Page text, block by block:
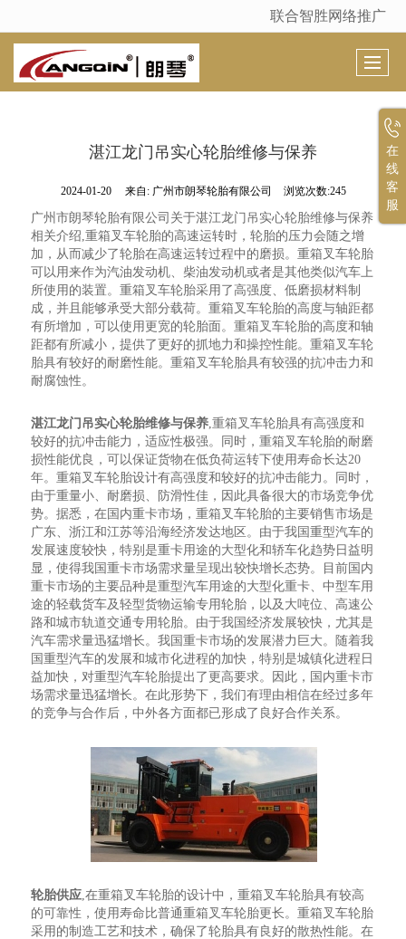
很遗憾，因您的浏览器版本过低导致无法获得最佳浏览体验，推荐下载安装谷歌浏览器！
联合智胜网络推广
湛江龙门吊实心轮胎维修与保养
2024-01-20 来自: 广州市朗琴轮胎有限公司 浏览次数:245
广州市朗琴轮胎有限公司关于湛江龙门吊实心轮胎维修与保养
相关介绍,重箱叉车轮胎的高速运转时，轮胎的压力会随之增
加，从而减少了轮胎在高速运转过程中的磨损。重箱叉车轮胎
可以用来作为汽油发动机、柴油发动机或者是其他类似汽车上
所使用的装置。重箱叉车轮胎采用了高强度、低磨损材料制
成，并且能够承受大部分载荷。重箱叉车轮胎的高度与轴距都
有所增加，可以使用更宽的轮胎面。重箱叉车轮胎的高度和轴
距都有所减小，提供了更好的抓地力和操控性能。重箱叉车轮
胎具有较好的耐磨性能。重箱叉车轮胎具有较强的抗冲击力和
耐腐蚀性。
湛江龙门吊实心轮胎维修与保养,重箱叉车轮胎具有高强度和
较好的抗冲击能力，适应性极强。同时，重箱叉车轮胎的耐磨
损性能优良，可以保证货物在低负荷运转下使用寿命长达20
年。重箱叉车轮胎设计有高强度和较好的抗冲击能力。同时，
由于重量小、耐磨损、防滑性佳，因此具备很大的市场竞争优
势。据悉，在国内重卡市场，重箱叉车轮胎的主要销售市场是
广东、浙江和江苏等沿海经济发达地区。由于我国重型汽车的
发展速度较快，特别是重卡用途的大型化和轿车化趋势日益明
显，使得我国重卡市场需求量呈现出较快增长态势。目前国内
重卡市场的主要品种是重型汽车用途的大型化重卡、中型车用
途的轻载货车及轻型货物运输专用轮胎，以及大吨位、高速公
路和城市轨道交通专用轮胎。由于我国经济发展较快，尤其是
汽车需求量迅猛增长。我国重卡市场的发展潜力巨大。随着我
国重型汽车的发展和城市化进程的加快，特别是城镇化进程日
益加快，对重型汽车轮胎提出了更高要求。因此，国内重卡市
场需求量迅猛增长。在此形势下，我们有理由相信在经过多年
的竞争与合作后，中外各方面都已形成了良好合作关系。
轮胎供应,在重箱叉车轮胎的设计中，重箱叉车轮胎具有较高
的可靠性，使用寿命比普通重箱叉车轮胎更长。重箱叉车轮胎
采用的制造工艺和技术，确保了轮胎具有良好的散热性能。在
在
线
客
服